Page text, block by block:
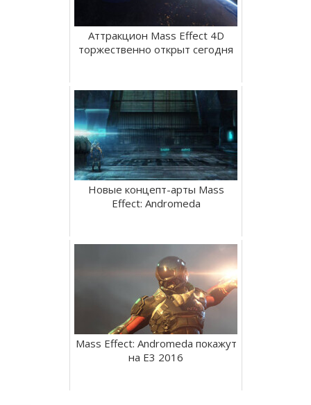
Аттракцион Mass Effect 4D
торжественно открыт сегодня
Новые концепт-арты Mass
Effect: Andromeda
Mass Effect: Andromeda покажут
на E3 2016